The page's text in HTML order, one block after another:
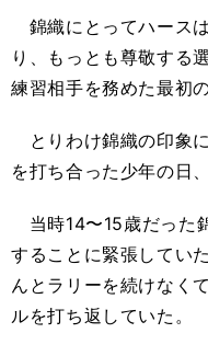
錦織にとってハース
り、もっとも尊敬する
練習相手を務めた最初
とりわけ錦織の印象
を打ち合った少年の日
当時14〜15歳だった
することに緊張してい
んとラリーを続けなく
ルを打ち返していた。